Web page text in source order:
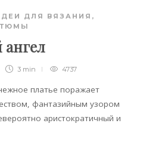
ДЛЯ ВЯЗАНИЯ ,
ангел
3 min 4737
платье поражает
фантазийным узором
аристократичный и